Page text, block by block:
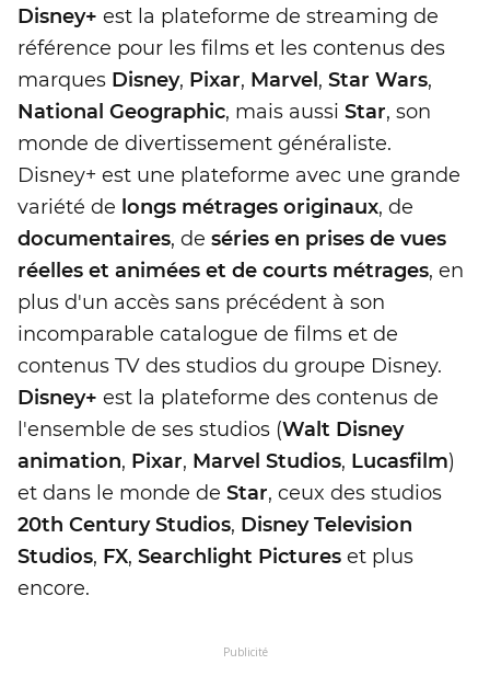
Disney+ est la plateforme de streaming de
référence pour les films et les contenus des
marques Disney, Pixar, Marvel , Star Wars,
National Geographic, mais aussi Star, son
monde de divertissement généraliste.
Disney+ est une plateforme avec une grande
variété de longs métrages originaux, de
documentaires, de séries en prises de vues
réelles et animées et de courts métrages, en
plus d'un accès sans précédent à son
incomparable catalogue de films et de
contenus TV des studios du groupe Disney.
Disney+ est la plateforme des contenus de
l'ensemble de ses studios (Walt Disney
animation, Pixar, Marvel Studios, Lucasfilm)
et dans le monde de Star, ceux des studios
20th Century Studios, Disney Television
Studios, FX, Searchlight Pictures et plus
encore.
Publicité